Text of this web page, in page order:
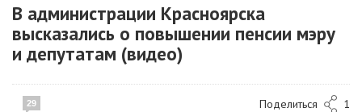
В администрации Красноярска
высказались о повышении пенсии мэру
и депутатам (видео)
29 Поделиться 1